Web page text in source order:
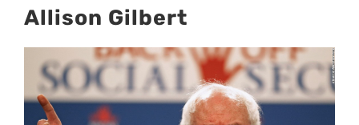
Allison Gilbert
imagen
más
grande